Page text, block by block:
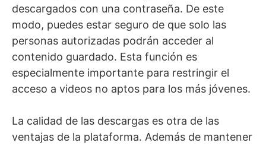
descargados con una contraseña. De este
modo, puedes estar seguro de que solo las
personas autorizadas podrán acceder al
contenido guardado. Esta función es
especialmente importante para restringir el
acceso a videos no aptos para los más jóvenes.
La calidad de las descargas es otra de las
ventajas de la plataforma. Además de mantener